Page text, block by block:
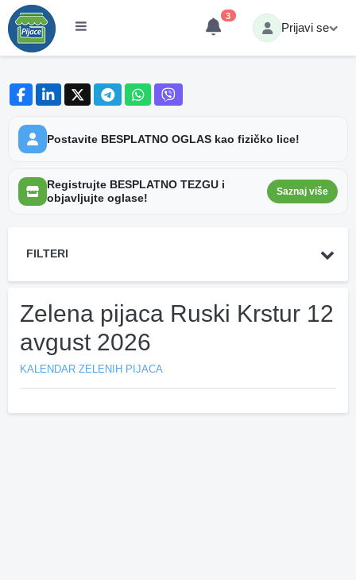
3
Prijavi se
Postavite BESPLATNO OGLAS kao fizičko lice!
Registrujte BESPLATNO TEZGU i
objavljujte oglase!
Saznaj više
FILTERI
Zelena pijaca Ruski Krstur 12
avgust 2026
KALENDAR ZELENIH PIJACA